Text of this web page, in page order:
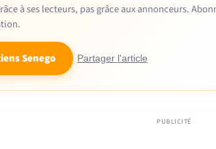
à ses lecteurs, pas grâce aux annonceurs.
Senego Partager l'article